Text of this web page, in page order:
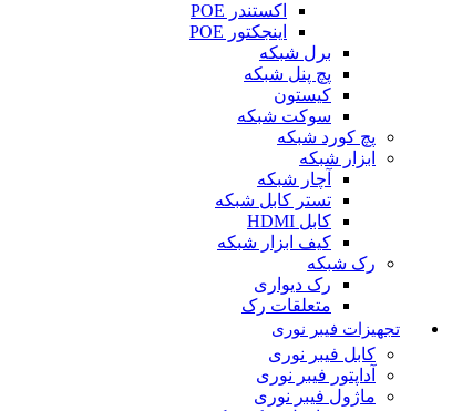
اکستندر POE
اینجکتور POE
برل شبکه
پچ پنل شبکه
کیستون
سوکت شبکه
پچ کورد شبکه
ابزار شبکه
آچار شبکه
تستر کابل شبکه
کابل HDMI
کیف ابزار شبکه
رک شبکه
رک دیواری
متعلقات رک
تجهیزات فیبر نوری
کابل فیبر نوری
آداپتور فیبر نوری
ماژول فیبر نوری